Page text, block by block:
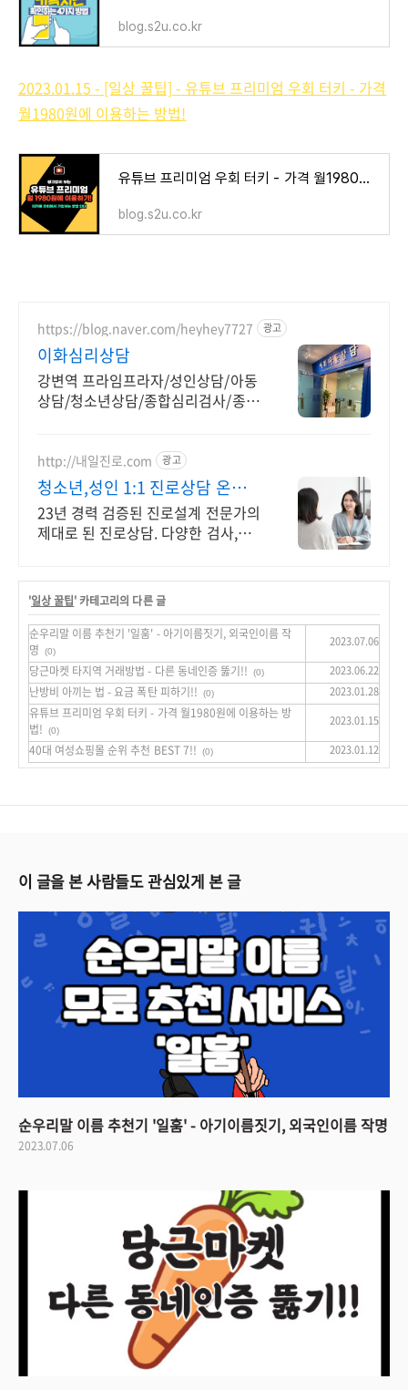
blog.s2u.co.kr
2023.01.15 - [일상 꿀팁] - 유튜브 프리미엄 우회 터키 - 가격
월1980원에 이용하는 방법!
유튜브 프리미엄 우회 터키 - 가격 월1980원에 이용하는 방법!
blog.s2u.co.kr
https://blog.naver.com/heyhey7727 광고
이화심리상담
강변역 프라임프라자/성인상담/아동
상담/청소년상담/종합심리검사/종합
http://내일진로.com 광고
청소년,성인 1:1 진로상담 온라
인 화상 진로/고민상담
23년 경력 검증된 진로설계 전문가의
제대로 된 진로상담. 다양한 검사,분
'일상 꿀팁' 카테고리의 다른 글
순우리말 이름 추천기 '일훔' - 아기이름짓기, 외국인이름 작
명
(0)
2023.07.06
당근마켓 타지역 거래방법 - 다른 동네인증 뚫기!! (0) 2023.06.22
난방비 아끼는 법 - 요금 폭탄 피하기!! (0) 2023.01.28
유튜브 프리미엄 우회 터키 - 가격 월1980원에 이용하는 방
법!
(0)
2023.01.15
40대 여성쇼핑몰 순위 추천 BEST 7!! (0) 2023.01.12
이 글을 본 사람들도 관심있게 본 글
순우리말 이름 추천기 '일훔' - 아기이름짓기, 외국인이름 작명
2023.07.06